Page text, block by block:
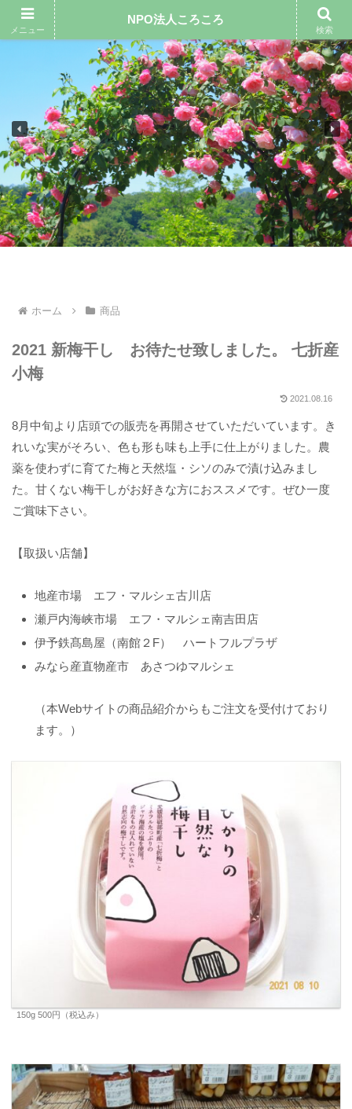
ホーム 商品
2021 新梅干し お待たせ致しました。 七折産
小梅
2021.08.16
8月中旬より店頭での販売を再開させていただいています。き
れいな実がそろい、色も形も味も上手に仕上がりました。農
薬を使わずに育てた梅と天然塩・シソのみで漬け込みまし
た。甘くない梅干しがお好きな方におススメです。ぜひ一度
ご賞味下さい。
【取扱い店舗】
地産市場 エフ・マルシェ古川店
瀬戸内海峡市場 エフ・マルシェ南吉田店
伊予鉄髙島屋（南館２F） ハートフルプラザ
みなら産直物産市 あさつゆマルシェ
（本Webサイトの商品紹介からもご注文を受付けており
ます。）
150g 500円（税込み）
メニュー
NPO法人ころころ
検索